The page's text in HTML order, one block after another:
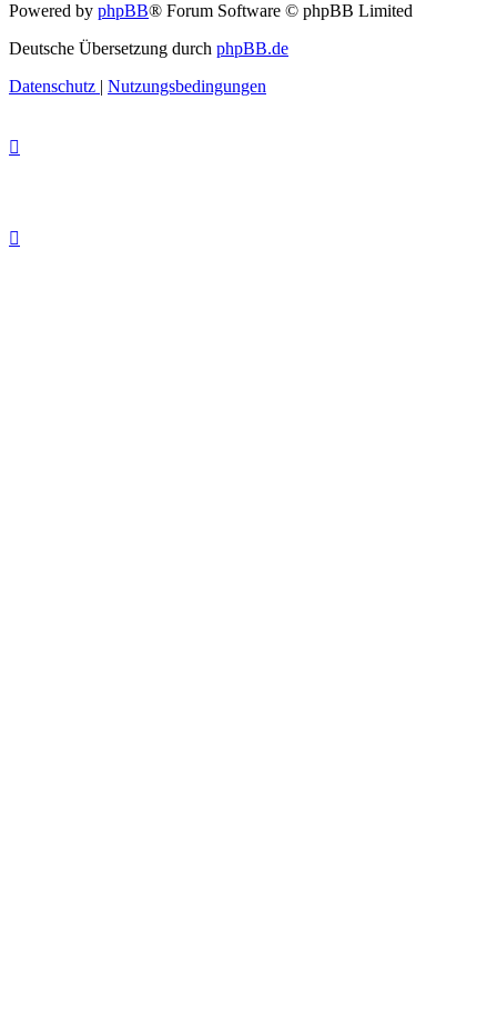
Powered by phpBB® Forum Software © phpBB Limited
Deutsche Übersetzung durch phpBB.de
Datenschutz
Nutzungsbedingungen